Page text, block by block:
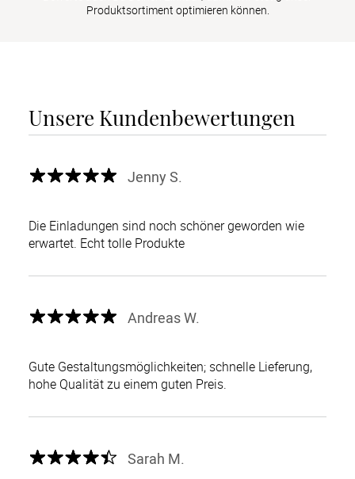
Produktsortiment optimieren können.
Unsere Kundenbewertungen
Jenny S.
Die Einladungen sind noch schöner geworden wie
erwartet. Echt tolle Produkte
Andreas W.
Gute Gestaltungsmöglichkeiten; schnelle Lieferung,
hohe Qualität zu einem guten Preis.
Sarah M.